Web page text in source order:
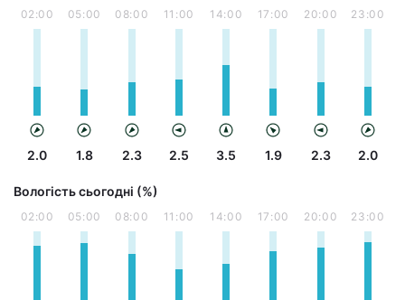
02:00
2.0
05:00
1.8
08:00
2.3
11:00
2.5
14:00
3.5
17:00
1.9
20:00
2.3
23:00
2.0
Вологість сьогодні (%)
02:00 05:00 08:00 11:00 14:00 17:00 20:00 23:00